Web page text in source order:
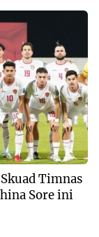
Timnas
Sore ini